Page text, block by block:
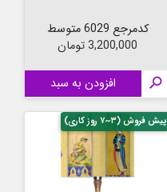
کدمرجع 6029 متوسط
قیمت
3,200,000 تومان
 افزودن به سبد
پیش فروش (۳~۷ روز کاری)